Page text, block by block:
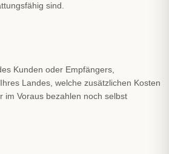
sind.
Kunden oder Empfängers,
Landes, welche zusätzlichen Kosten
im Voraus bezahlen noch selbst